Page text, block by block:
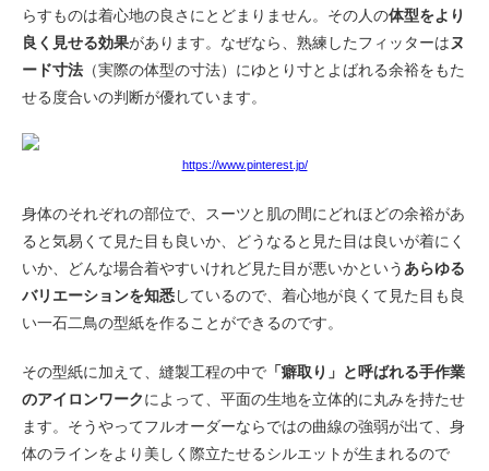
らすものは着心地の良さにとどまりません。その人の体型をより
良く見せる効果があります。なぜなら、熟練したフィッターはヌ
ード寸法 （実際の体型の寸法）にゆとり寸とよばれる余裕をもた
せる度合いの判断が優れています。
https://www.pinterest.jp/
身体のそれぞれの部位で、スーツと肌の間にどれほどの余裕があ
ると気易くて見た目も良いか、どうなると見た目は良いが着にく
いか、どんな場合着やすいけれど見た目が悪いかという あらゆる
バリエーションを知悉しているので、着心地が良くて見た目も良
い一石二鳥の型紙を作ることができるのです。
その型紙に加えて、縫製工程の中で 「癖取り」と呼ばれる手作業
のアイロンワークによって、平面の生地を立体的に丸みを持たせ
ます。そうやってフルオーダーならではの曲線の強弱が出て、身
体のラインをより美しく際立たせるシルエットが生まれるので